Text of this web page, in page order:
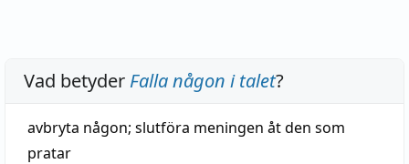
Vad betyder Falla någon i talet?
avbryta någon; slutföra meningen åt den som
pratar